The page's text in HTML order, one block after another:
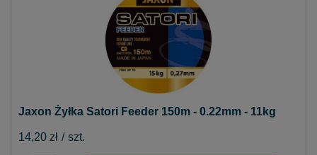
Jaxon Żyłka Satori Feeder 150m - 0.22mm - 11kg
14,20 zł / szt.